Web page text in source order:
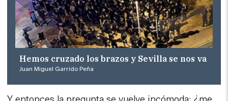
Hemos cruzado los brazos y Sevilla se nos va
Juan Miguel Garrido Peña